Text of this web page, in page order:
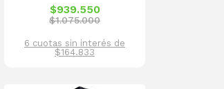
$939.550
$1.075.000
6 cuotas sin interés de
$164.833